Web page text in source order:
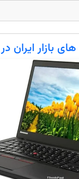
ایران در 1403